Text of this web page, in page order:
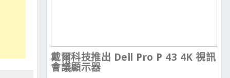
戴爾科技推出 Dell Pro P 43 4K 視訊
會議顯示器